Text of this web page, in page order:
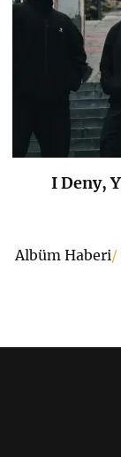
I Deny,
Albüm Haberi/